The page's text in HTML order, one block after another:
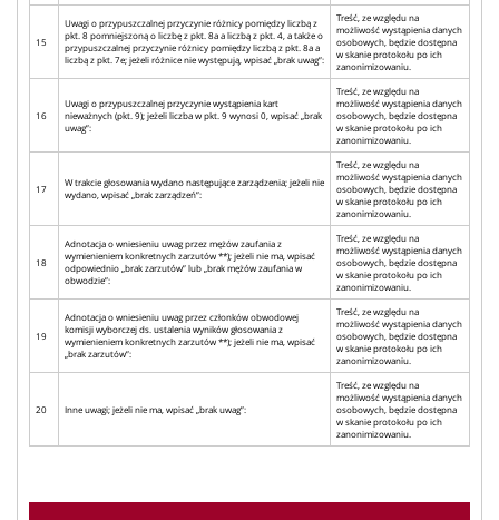
15
Uwagi o przypuszczalnej przyczynie różnicy pomiędzy liczbą z
pkt. 8 pomniejszoną o liczbę z pkt. 8a a liczbą z pkt. 4, a także o
przypuszczalnej przyczynie różnicy pomiędzy liczbą z pkt. 8a a
liczbą z pkt. 7e; jeżeli różnice nie występują, wpisać „brak uwag”:
Treść, ze względu na
możliwość wystąpienia danych
osobowych, będzie dostępna
w skanie protokołu po ich
zanonimizowaniu.
16
Uwagi o przypuszczalnej przyczynie wystąpienia kart
nieważnych (pkt. 9); jeżeli liczba w pkt. 9 wynosi 0, wpisać „brak
uwag”:
Treść, ze względu na
możliwość wystąpienia danych
osobowych, będzie dostępna
w skanie protokołu po ich
zanonimizowaniu.
17
W trakcie głosowania wydano następujące zarządzenia; jeżeli nie
wydano, wpisać „brak zarządzeń”:
Treść, ze względu na
możliwość wystąpienia danych
osobowych, będzie dostępna
w skanie protokołu po ich
zanonimizowaniu.
18
Adnotacja o wniesieniu uwag przez mężów zaufania z
wymienieniem konkretnych zarzutów **); jeżeli nie ma, wpisać
odpowiednio „brak zarzutów” lub „brak mężów zaufania w
obwodzie”:
Treść, ze względu na
możliwość wystąpienia danych
osobowych, będzie dostępna
w skanie protokołu po ich
zanonimizowaniu.
19
Adnotacja o wniesieniu uwag przez członków obwodowej
komisji wyborczej ds. ustalenia wyników głosowania z
wymienieniem konkretnych zarzutów **); jeżeli nie ma, wpisać
„brak zarzutów”:
Treść, ze względu na
możliwość wystąpienia danych
osobowych, będzie dostępna
w skanie protokołu po ich
zanonimizowaniu.
20 Inne uwagi; jeżeli nie ma, wpisać „brak uwag”:
Treść, ze względu na
możliwość wystąpienia danych
osobowych, będzie dostępna
w skanie protokołu po ich
zanonimizowaniu.